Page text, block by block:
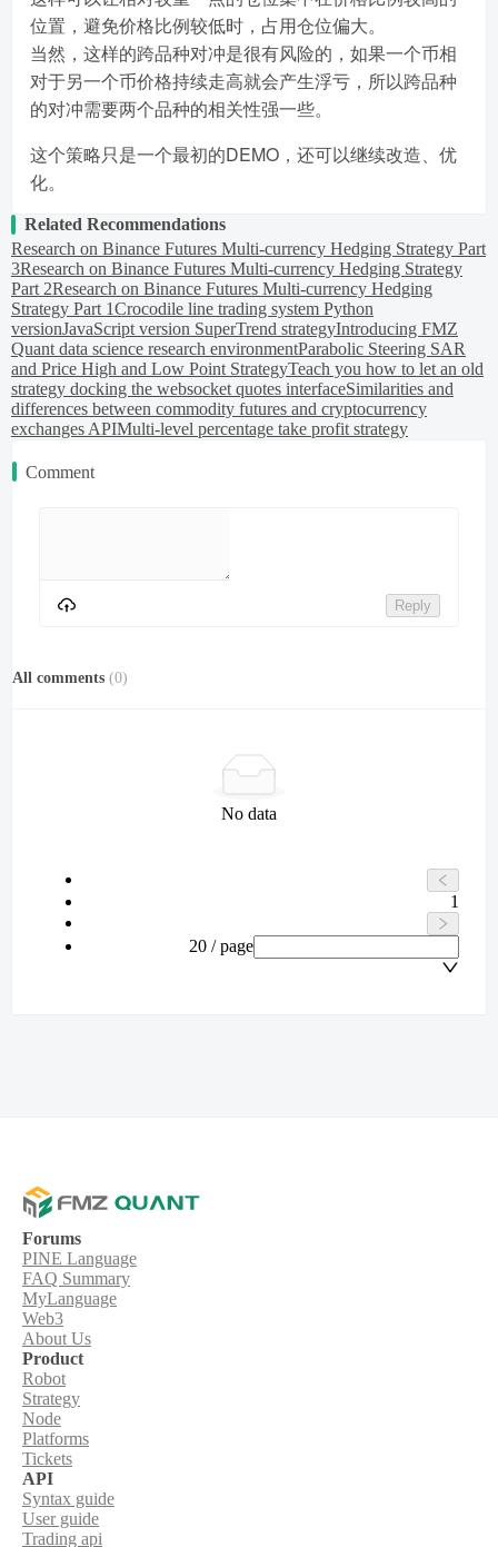
位置，避免价格比例较低时，占用仓位偏大。
当然，这样的跨品种对冲是很有风险的，如果一个币相
对于另一个币价格持续走高就会产生浮亏，所以跨品种
的对冲需要两个品种的相关性强一些。
这个策略只是一个最初的DEMO，还可以继续改造、优
化。
Related Recommendations
Research on Binance Futures Multi-currency Hedging Strategy Part
3Research on Binance Futures Multi-currency Hedging Strategy
Part 2Research on Binance Futures Multi-currency Hedging
Strategy Part 1Crocodile line trading system Python
versionJavaScript version SuperTrend strategyIntroducing FMZ
Quant data science research environmentParabolic Steering SAR
and Price High and Low Point StrategyTeach you how to let an old
strategy docking the websocket quotes interfaceSimilarities and
differences between commodity futures and cryptocurrency
exchanges APIMulti-level percentage take profit strategy
Comment
Reply
All comments (0)
No data
1
20 / page
Forums
PINE Language
FAQ Summary
MyLanguage
Web3
About Us
Product
Robot
Strategy
Node
Platforms
Tickets
API
Syntax guide
User guide
Trading api